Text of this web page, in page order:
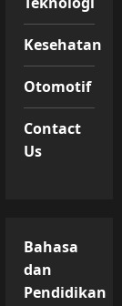
Kesehatan
Otomotif
Contact
Us
Bahasa
dan
Pendidikan